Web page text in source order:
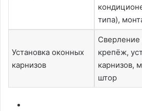
типа),
Установка оконных
карнизов
Сверление
крепёж,
карнизов,
штор